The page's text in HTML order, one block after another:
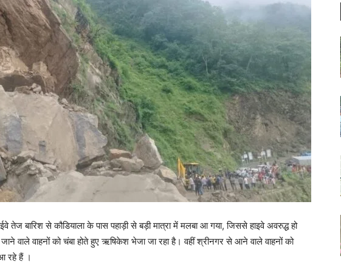
तेज बारिश से कौडियाला के पास पहाड़ी से बड़ी मात्रा में मलबा आ गया, जिससे हाइवे अवरुद्ध हो
वाले वाहनों को चंबा होते हुए ऋषिकेश भेजा जा रहा है। वहीं श्रीनगर से आने वाले वाहनों को
रहे हैं ।